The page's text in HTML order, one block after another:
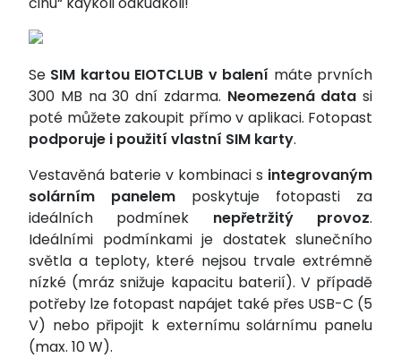
Se SIM kartou EIOTCLUB v balení máte prvních
300 MB na 30 dní zdarma. Neomezená data si
poté můžete zakoupit přímo v aplikaci. Fotopast
podporuje i použití vlastní SIM karty.
Vestavěná baterie v kombinaci s integrovaným
solárním panelem poskytuje fotopasti za
ideálních podmínek nepřetržitý provoz.
Ideálními podmínkami je dostatek slunečního
světla a teploty, které nejsou trvale extrémně
nízké (mráz snižuje kapacitu baterií). V případě
potřeby lze fotopast napájet také přes USB-C (5
V) nebo připojit k externímu solárnímu panelu
(max. 10 W).